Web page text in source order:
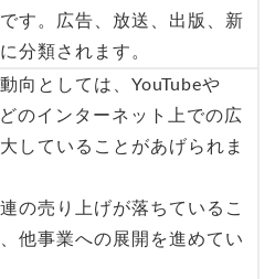
す。広告、放送、出版、新
分類されます。
向としては、YouTubeや
のインターネット上での広
していることがあげられま
の売り上げが落ちているこ
他事業への展開を進めてい